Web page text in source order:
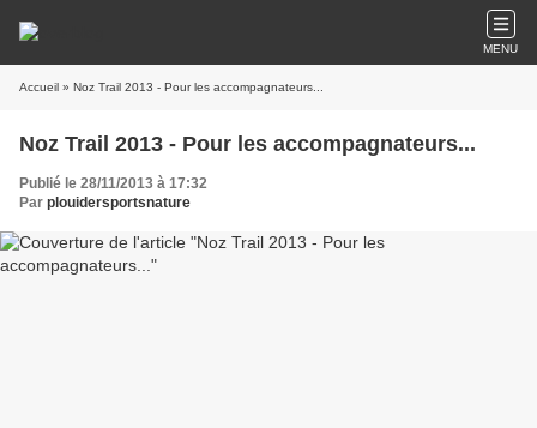
MENU
Accueil » Noz Trail 2013 - Pour les accompagnateurs...
Noz Trail 2013 - Pour les accompagnateurs...
Publié le 28/11/2013 à 17:32
Par plouidersportsnature